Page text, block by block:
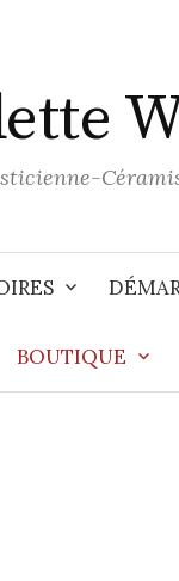
BOUTIQUE